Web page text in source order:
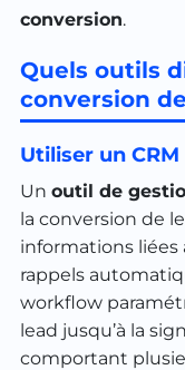
conversion.
Quels outils
conversion
Utiliser un
Un outil de
la conversion de
informations liées
rappels
workflow
lead jusqu’à la
comportant